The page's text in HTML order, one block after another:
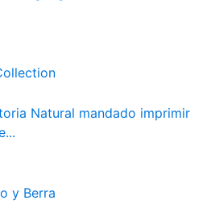
Natural mandado imprimir
y Berra